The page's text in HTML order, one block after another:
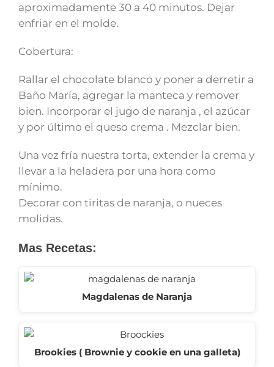
aproximadamente 30 a 40 minutos. Dejar
enfriar en el molde.
Cobertura:
Rallar el chocolate blanco y poner a derretir a
Baño María, agregar la manteca y remover
bien. Incorporar el jugo de naranja , el azúcar
y por último el queso crema . Mezclar bien.
Una vez fría nuestra torta, extender la crema y
llevar a la heladera por una hora como
mínimo.
Decorar con tiritas de naranja, o nueces
molidas.
Mas Recetas:
Magdalenas de Naranja
Brookies ( Brownie y cookie en una galleta)